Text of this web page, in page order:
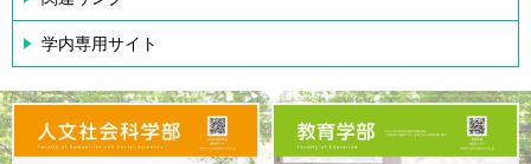
学内専用サイト